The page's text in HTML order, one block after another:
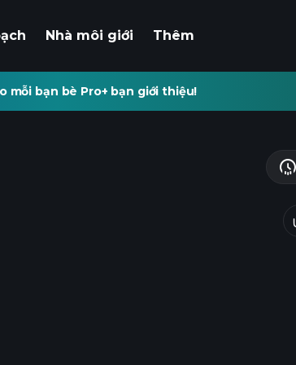
Nhà môi giới Thêm
mỗi bạn bè Pro+ bạn giới thiệu!